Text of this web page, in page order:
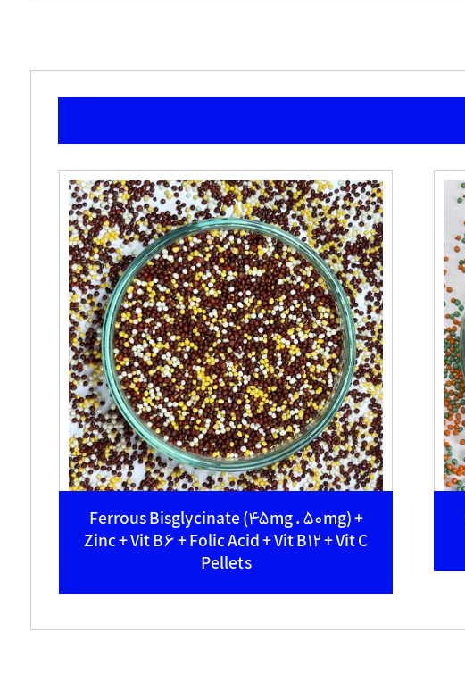
Ferrous Bisglycinate (45mg . 50mg) +
Zinc + Vit B6 + Folic Acid + Vit B12 + Vit C
Pellets